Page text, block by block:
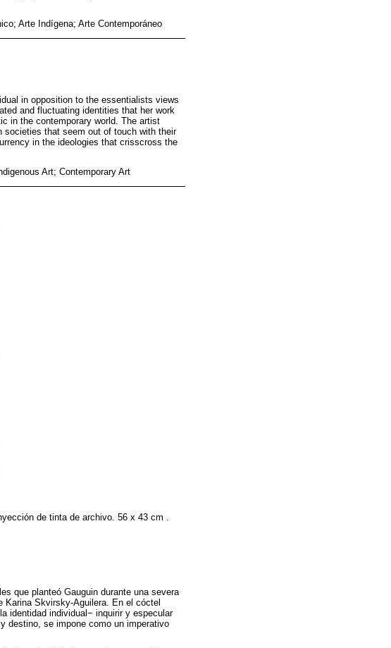
Arte Indígena; Arte Contemporáneo
in opposition to the essentialists views
and fluctuating identities that her work
in the contemporary world. The artist
societies that seem out of touch with their
in the ideologies that crisscross the
Art; Contemporary Art
de tinta de archivo. 56 x 43 cm .
que planteó Gauguin durante una severa
Karina Skvirsky-Aguilera. En el cóctel
identidad individual− inquirir y especular
destino, se impone como un imperativo